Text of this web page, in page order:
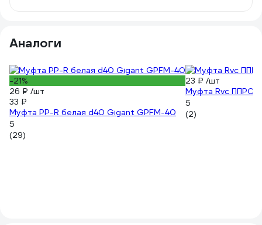
Аналоги
-21%
26 ₽ /шт
33 ₽
Муфта PP-R белая d40 Gigant GPFM-40
5
(29)
23 ₽ /шт
Муфта Rvc ППРС
5
(2)